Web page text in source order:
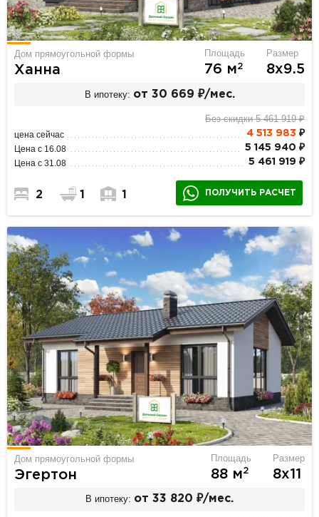
Дом прямоугольной формы
Ханна
Площадь
76 м2
Размер
8х9.5
В ипотеку: от 30 669 ₽/мес.
Без скидки 5 461 919 ₽
цена сейчас 4 513 983 ₽
Цена с 16.08 5 145 940 ₽
Цена с 31.08 5 461 919 ₽
2 1 1 ПОЛУЧИТЬ РАСЧЕТ
Дом прямоугольной формы
Эгертон
Площадь
88 м2
Размер
8х11
В ипотеку: от 33 820 ₽/мес.